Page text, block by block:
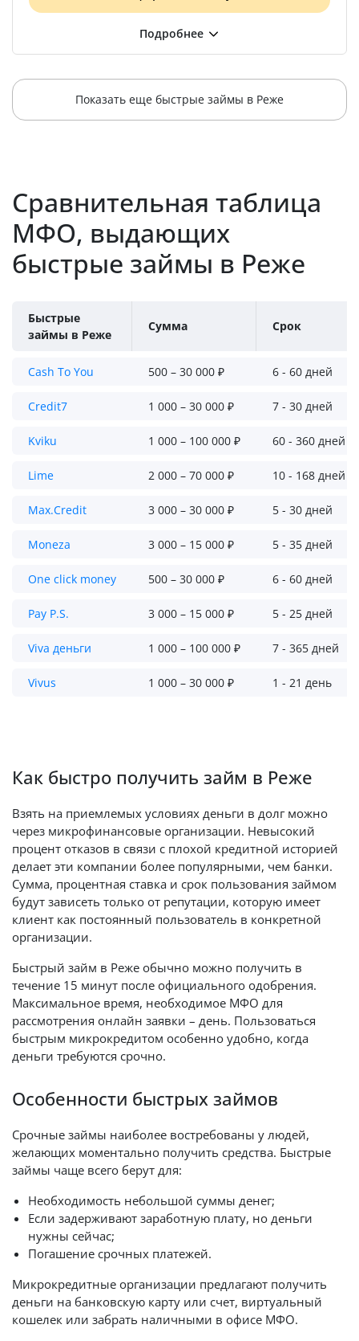
Показать еще быстрые займы в Реже
Сравнительная таблица
МФО, выдающих
быстрые займы в Реже
Быстрые
займы в Реже
Сумма Срок
Cash To You 500 – 30 000 ₽ 6 - 60 дней
Credit7 1 000 – 30 000 ₽ 7 - 30 дней
Kviku 1 000 – 100 000 ₽ 60 - 360 дней
Lime 2 000 – 70 000 ₽ 10 - 168 дней
Max.Credit 3 000 – 30 000 ₽ 5 - 30 дней
Moneza 3 000 – 15 000 ₽ 5 - 35 дней
One click money 500 – 30 000 ₽ 6 - 60 дней
Pay P.S. 3 000 – 15 000 ₽ 5 - 25 дней
Viva деньги 1 000 – 100 000 ₽ 7 - 365 дней
Vivus 1 000 – 30 000 ₽ 1 - 21 день
Как быстро получить займ в Реже
Взять на приемлемых условиях деньги в долг можно
через микрофинансовые организации. Невысокий
процент отказов в связи с плохой кредитной историей
делает эти компании более популярными, чем банки.
Сумма, процентная ставка и срок пользования займом
будут зависеть только от репутации, которую имеет
клиент как постоянный пользователь в конкретной
организации.
Быстрый займ в Реже обычно можно получить в
течение 15 минут после официального одобрения.
Максимальное время, необходимое МФО для
рассмотрения онлайн заявки – день. Пользоваться
быстрым микрокредитом особенно удобно, когда
деньги требуются срочно.
Особенности быстрых займов
Срочные займы наиболее востребованы у людей,
желающих моментально получить средства. Быстрые
займы чаще всего берут для:
Необходимость небольшой суммы денег;
Если задерживают заработную плату, но деньги
нужны сейчас;
Погашение срочных платежей.
Микрокредитные организации предлагают получить
деньги на банковскую карту или счет, виртуальный
кошелек или забрать наличными в офисе МФО.